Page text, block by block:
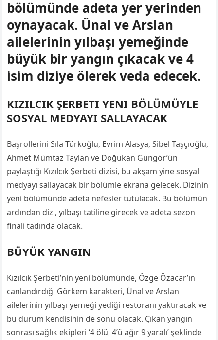
bölümünde adeta yer yerinden
oynayacak. Ünal ve Arslan
ailelerinin yılbaşı yemeğinde
büyük bir yangın çıkacak ve 4
isim diziye ölerek veda edecek.
KIZILCIK ŞERBETI YENI BÖLÜMÜYLE
SOSYAL MEDYAYI SALLAYACAK
Başrollerini Sıla Türkoğlu, Evrim Alasya, Sibel Taşçıoğlu,
Ahmet Mümtaz Taylan ve Doğukan Güngör’ün
paylaştığı Kızılcık Şerbeti dizisi, bu akşam yine sosyal
medyayı sallayacak bir bölümle ekrana gelecek. Dizinin
yeni bölümünde adeta nefesler tutulacak. Bu bölümün
ardından dizi, yılbaşı tatiline girecek ve adeta sezon
finali tadında olacak.
BÜYÜK YANGIN
Kızılcık Şerbeti’nin yeni bölümünde, Özge Özacar’ın
canlandırdığı Görkem karakteri, Ünal ve Arslan
ailelerinin yılbaşı yemeği yediği restoranı yaktıracak ve
bu durum kendisinin de sonu olacak. Çıkan yangın
sonrası sağlık ekipleri ‘4 ölü, 4’ü ağır 9 yaralı’ şeklinde